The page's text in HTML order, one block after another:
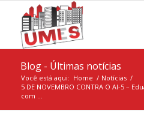
Blog - Últimas notícias
Você está aqui: Home / Notícias /
5 DE NOVEMBRO CONTRA O AI-5 –
com ...